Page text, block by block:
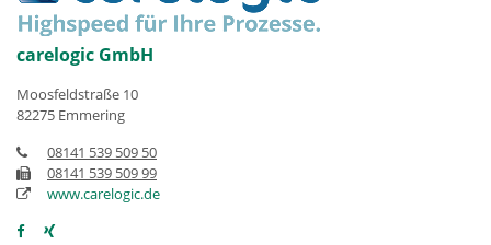
carelogic GmbH
Moosfeldstraße 10
82275 Emmering
08141 539 509 50
08141 539 509 99
www.carelogic.de